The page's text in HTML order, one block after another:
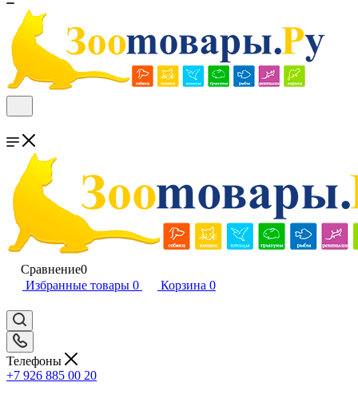
Сравнение0
Избранные товары 0 Корзина 0
Телефоны
+7 926 885 00 20